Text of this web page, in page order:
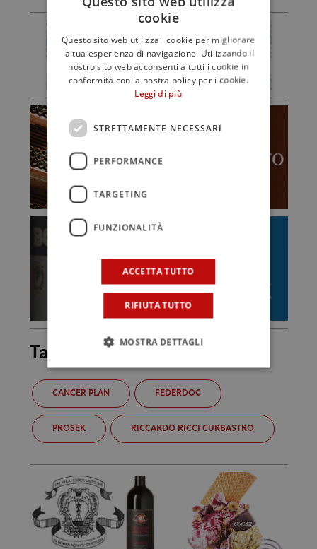
Tag
CANCER PLAN FEDERDOC
PROSEK RICCARDO RICCI CURBASTRO
cookie
Questo sito web utilizza i cookie per migliorare
la tua esperienza di navigazione. Utilizzando il
nostro sito web acconsenti a tutti i cookie in
conformità con la nostra policy per i cookie.
Leggi di più
STRETTAMENTE NECESSARI
PERFORMANCE
TARGETING
FUNZIONALITÀ
ACCETTA TUTTO
RIFIUTA TUTTO
MOSTRA DETTAGLI